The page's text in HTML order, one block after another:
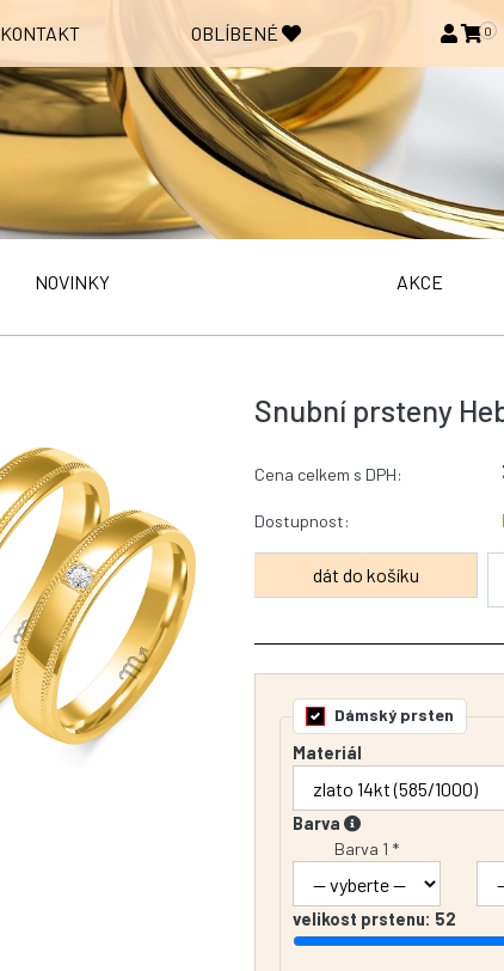
KONTAKT OBLÍBENÉ 0
NOVINKY AKCE
Snubní prsteny
Cena celkem s DPH:
Dostupnost:
Dámský prsten
Materiál
Barva
Barva 1 *
velikost prstenu: 52